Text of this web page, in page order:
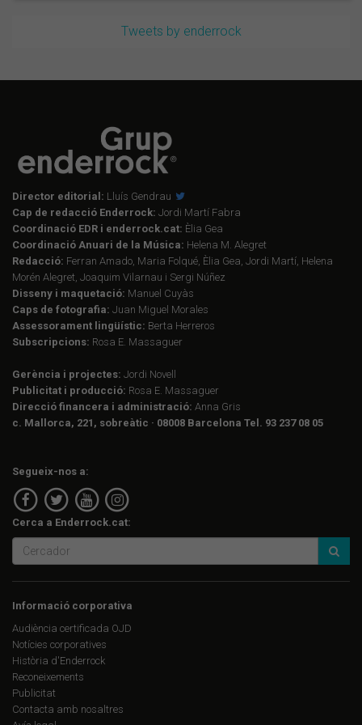
Tweets by enderrock
Director editorial: Lluís Gendrau
Cap de redacció Enderrock: Jordi Martí Fabra
Coordinació EDR i enderrock.cat: Èlia Gea
Coordinació Anuari de la Música: Helena M. Alegret
Redacció: Ferran Amado, Maria Folqué, Èlia Gea, Jordi Martí, Helena
Morén Alegret, Joaquim Vilarnau i Sergi Núñez
Disseny i maquetació: Manuel Cuyàs
Caps de fotografia: Juan Miguel Morales
Assessorament lingüístic: Berta Herreros
Subscripcions: Rosa E. Massaguer
Gerència i projectes: Jordi Novell
Publicitat i producció: Rosa E. Massaguer
Direcció financera i administració: Anna Gris
c. Mallorca, 221, sobreàtic · 08008 Barcelona Tel. 93 237 08 05
Segueix-nos a:
Cerca a Enderrock.cat:
Informació corporativa
Audiència certificada OJD
Notícies corporatives
Història d'Enderrock
Reconeixements
Publicitat
Contacta amb nosaltres